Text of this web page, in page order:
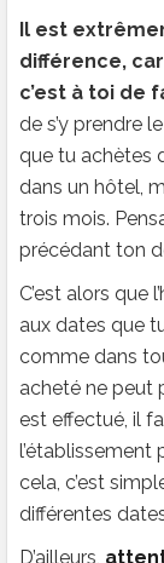
Il est
différence,
c’est à toi de
de s’y prendre
que tu achètes
dans un hôtel,
trois mois.
précédant ton
C’est alors que
aux dates que
comme dans
acheté ne peut
est effectué, il
l’établissement
cela, c’est
différentes
D’ailleurs,